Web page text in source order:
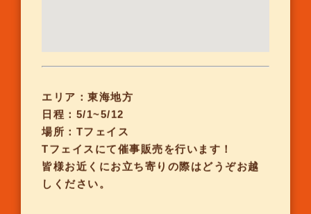
エリア：東海地方
日程：5/1~5/12
場所：Tフェイス
Tフェイスにて催事販売を行います！
皆様お近くにお立ち寄りの際はどうぞお越
しください。